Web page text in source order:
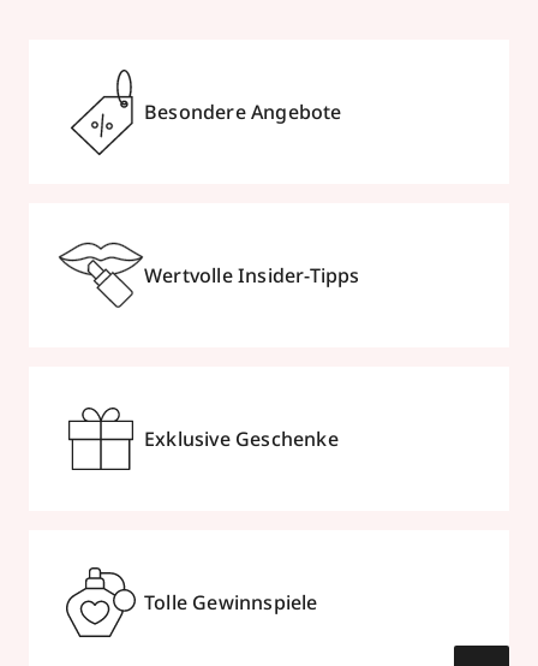
Besondere Angebote
Wertvolle Insider-Tipps
Exklusive Geschenke
Tolle Gewinnspiele